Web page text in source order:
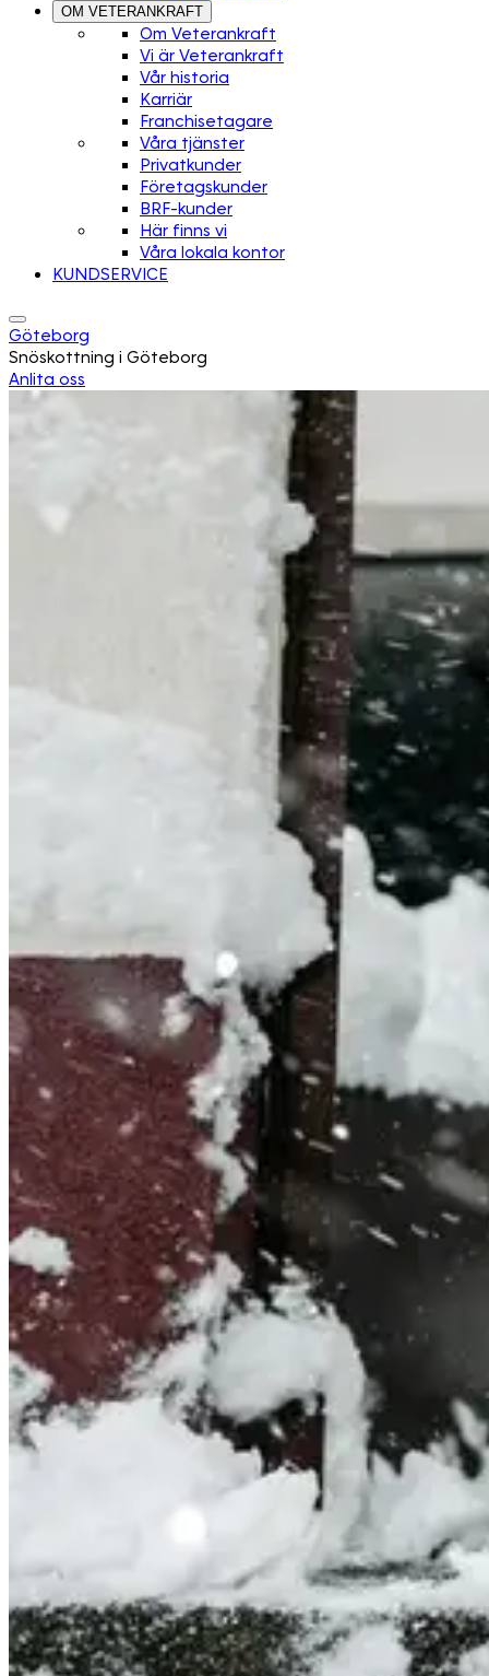
OM VETERANKRAFT
Om Veterankraft
Vi är Veterankraft
Vår historia
Karriär
Franchisetagare
Våra tjänster
Privatkunder
Företagskunder
BRF-kunder
Här finns vi
Våra lokala kontor
KUNDSERVICE
Göteborg
Snöskottning i Göteborg
Anlita oss